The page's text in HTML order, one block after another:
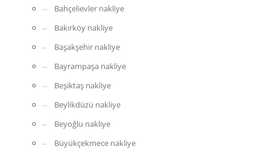
Bahçelievler nakliye
Bakırköy nakliye
Başakşehir nakliye
Bayrampaşa nakliye
Beşiktaş nakliye
Beylikdüzü nakliye
Beyoğlu nakliye
Büyükçekmece nakliye